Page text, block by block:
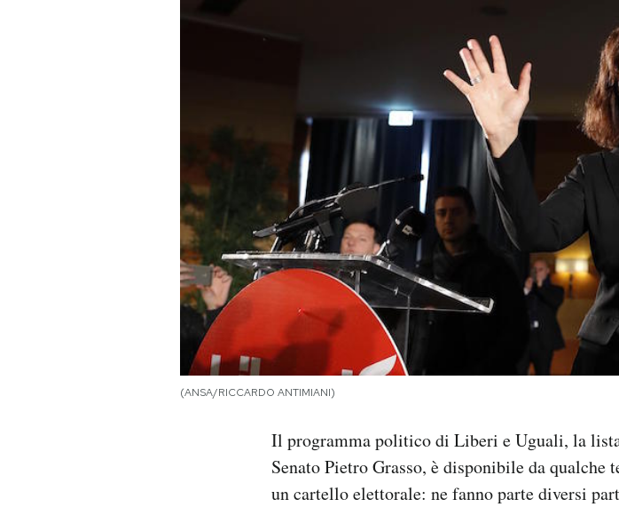
(ANSA/RICCARDO ANTIMIANI)
Il programma politico di Liberi e Uguali, la
Senato Pietro Grasso, è disponibile da qualche
un cartello elettorale: ne fanno parte diversi